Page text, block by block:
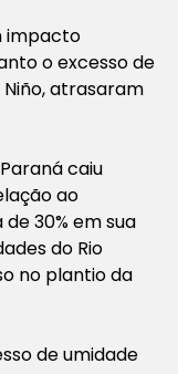
impacto
o excesso de
Niño, atrasaram
caiu
ao
30% em sua
do Rio
no plantio da
de umidade